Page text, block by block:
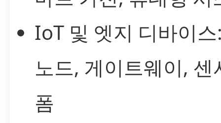
IoT 및 엣지 디바이
노드, 게이트웨이, 센
폼